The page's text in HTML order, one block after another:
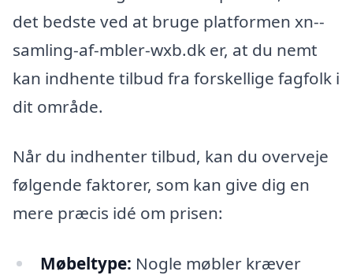
det bedste ved at bruge platformen xn--
samling-af-mbler-wxb.dk er, at du nemt
kan indhente tilbud fra forskellige fagfolk i
dit område.
Når du indhenter tilbud, kan du overveje
følgende faktorer, som kan give dig en
mere præcis idé om prisen:
Møbeltype: Nogle møbler kræver